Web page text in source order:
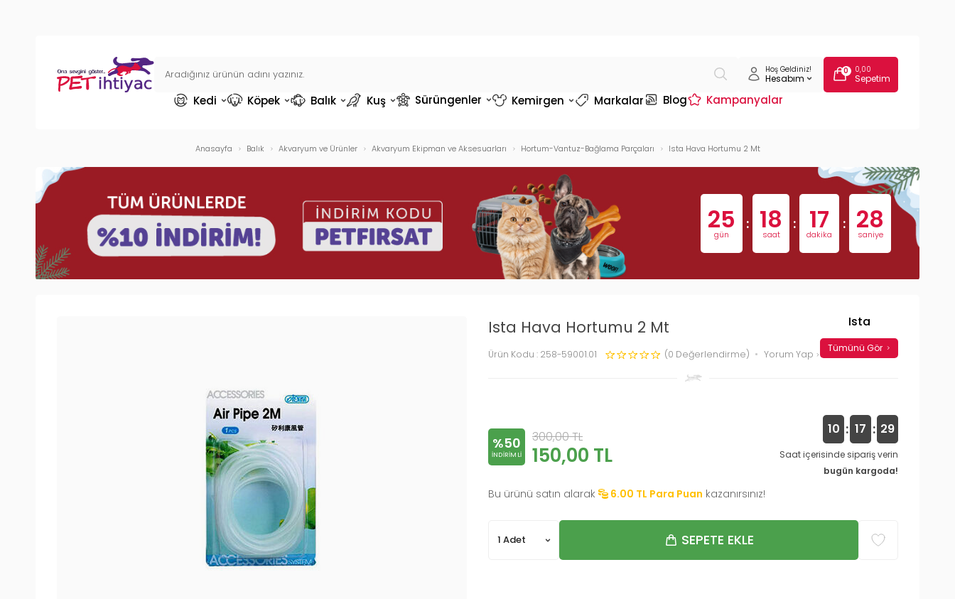
Hoş Geldiniz!
Hesabım
0 0,00
Sepetim
Kedi Köpek Balık Kuş Sürüngenler Kemirgen Markalar Blog Kampanyalar
Anasayfa Balık Akvaryum ve Ürünler Akvaryum Ekipman ve Aksesuarları Hortum-Vantuz-Bağlama Parçaları Ista Hava Hortumu 2 Mt
25
gün
: 18
saat
: 17
dakika
: 27
saniye
Ista Hava Hortumu 2 Mt
Ürün Kodu : 258-59001.01 (0 Değerlendirme) Yorum Yap
Ista
Tümünü Gör
%50
INDIRIMLI
300,00TL
150,00 TL
10 : 17 : 28
Saat içerisinde sipariş verin
bugün kargoda!
Bu ürünü satın alarak 6.00 TL Para Puan kazanırsınız!
SEPETE EKLE